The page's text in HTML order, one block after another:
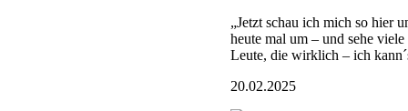
„Jetzt schau ich mich so hier
heute mal um – und sehe viele
Leute, die wirklich – ich
20.02.2025